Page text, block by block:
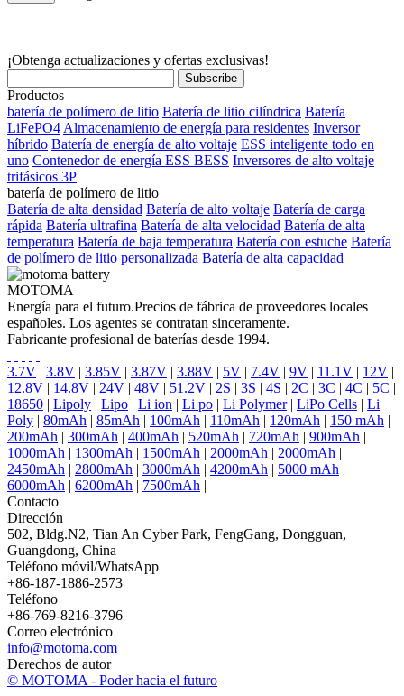
¡Obtenga actualizaciones y ofertas exclusivas!
Productos
batería de polímero de litio Batería de litio cilíndrica Batería
LiFePO4 Almacenamiento de energía para residentes Inversor
híbrido Batería de energía de alto voltaje ESS inteligente todo en
uno Contenedor de energía ESS BESS Inversores de alto voltaje
trifásicos 3P
batería de polímero de litio
Batería de alta densidad Batería de alto voltaje Batería de carga
rápida Batería ultrafina Batería de alta velocidad Batería de alta
temperatura Batería de baja temperatura Batería con estuche Batería
de polímero de litio personalizada Batería de alta capacidad
MOTOMA
Energía para el futuro.Precios de fábrica de proveedores locales
españoles. Los agentes se contratan sinceramente.
Fabricante profesional de baterías desde 1994.
3.7V | 3.8V | 3.85V | 3.87V | 3.88V | 5V | 7.4V | 9V | 11.1V | 12V |
12.8V | 14.8V | 24V | 48V | 51.2V | 2S | 3S | 4S | 2C | 3C | 4C | 5C |
18650 | Lipoly | Lipo | Li ion | Li po | Li Polymer| LiPo Cells | Li
Poly | 80mAh | 85mAh | 100mAh | 110mAh | 120mAh | 150 mAh |
200mAh | 300mAh | 400mAh | 520mAh | 720mAh | 900mAh |
1000mAh | 1300mAh | 1500mAh | 2000mAh | 2000mAh |
2450mAh | 2800mAh | 3000mAh | 4200mAh | 5000 mAh |
6000mAh | 6200mAh | 7500mAh |
Contacto
Dirección
502, Bldg.N2, Tian An Cyber Park, FengGang, Dongguan,
Guangdong, China
Teléfono móvil/WhatsApp
+86-187-1886-2573
Teléfono
+86-769-8216-3796
Correo electrónico
info@motoma.com
Derechos de autor
© MOTOMA - Poder hacia el futuro